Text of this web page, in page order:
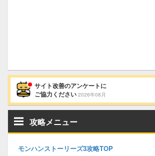
サイト改善のアンケートに
ご協力ください 2026年08月
攻略メニュー
モンハンストーリーズ3攻略TOP